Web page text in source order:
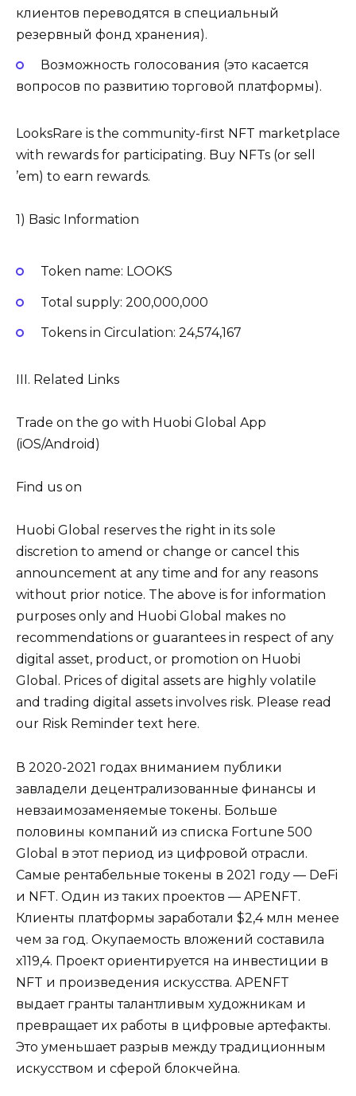
клиентов переводятся в специальный
резервный фонд хранения).
Возможность голосования (это касается
вопросов по развитию торговой платформы).
LooksRare is the community-first NFT marketplace
with rewards for participating. Buy NFTs (or sell
’em) to earn rewards.
1) Basic Information
Token name: LOOKS
Total supply: 200,000,000
Tokens in Circulation: 24,574,167
III. Related Links
Trade on the go with Huobi Global App
(iOS/Android)
Find us on
Huobi Global reserves the right in its sole
discretion to amend or change or cancel this
announcement at any time and for any reasons
without prior notice. The above is for information
purposes only and Huobi Global makes no
recommendations or guarantees in respect of any
digital asset, product, or promotion on Huobi
Global. Prices of digital assets are highly volatile
and trading digital assets involves risk. Please read
our Risk Reminder text here.
В 2020-2021 годах вниманием публики
завладели децентрализованные финансы и
невзаимозаменяемые токены. Больше
половины компаний из списка Fortune 500
Global в этот период из цифровой отрасли.
Самые рентабельные токены в 2021 году — DeFi
и NFT. Один из таких проектов — APENFT.
Клиенты платформы заработали $2,4 млн менее
чем за год. Окупаемость вложений составила
х119,4. Проект ориентируется на инвестиции в
NFT и произведения искусства. APENFT
выдает гранты талантливым художникам и
превращает их работы в цифровые артефакты.
Это уменьшает разрыв между традиционным
искусством и сферой блокчейна.